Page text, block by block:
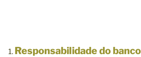
Responsabilidade do